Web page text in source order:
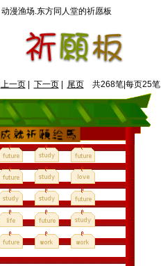
动漫渔场.东方同人堂的祈愿板
上一页| 下一页| 尾页共268笔|每页25笔